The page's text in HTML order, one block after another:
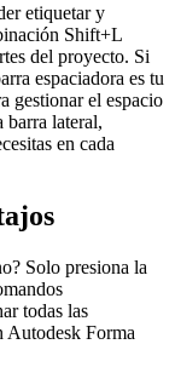
etiquetar y
Shift+L
del proyecto. Si
espaciadora es tu
gestionar el espacio
barra lateral,
en cada
Solo presiona la
todas las
Autodesk Forma